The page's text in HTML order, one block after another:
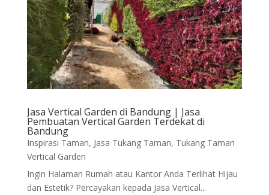
Jasa Vertical Garden di Bandung | Jasa
Pembuatan Vertical Garden Terdekat di
Bandung
Inspirasi Taman, Jasa Tukang Taman, Tukang Taman
Vertical Garden
Ingin Halaman Rumah atau Kantor Anda Terlihat Hijau
dan Estetik? Percayakan kepada Jasa Vertical...